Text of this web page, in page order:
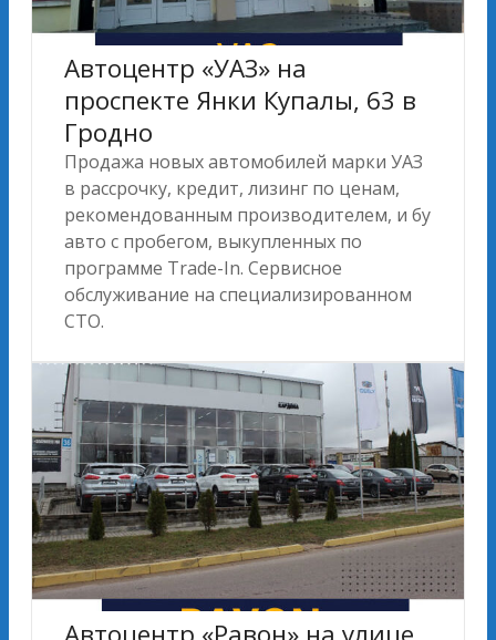
Автоцентр «УАЗ» на
проспекте Янки Купалы, 63 в
Гродно
Продажа новых автомобилей марки УАЗ
в рассрочку, кредит, лизинг по ценам,
рекомендованным производителем, и бу
авто с пробегом, выкупленных по
программе Trade-In. Сервисное
обслуживание на специализированном
СТО.